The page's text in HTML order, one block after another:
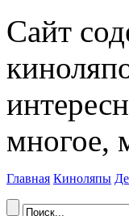
Сайт
многое,
Главная Киноляпы